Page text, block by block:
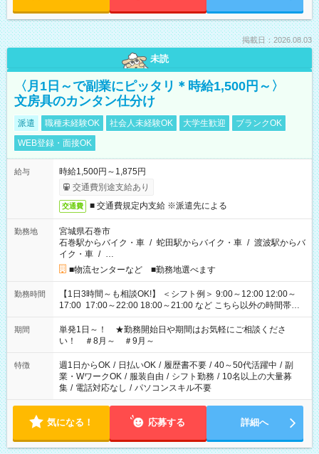
掲載日：2026.08.03
未読
〈月1日～で副業にピッタリ＊時給1,500円～〉
文房具のカンタン仕分け
派遣 職種未経験OK 社会人未経験OK 大学生歓迎
ブランクOK
WEB登録・面接OK
給与
時給1,500円～1,875円
交通費別途支給あり
交通費 ■ 交通費規定内支給 ※派遣先による
勤務地
宮城県石巻市
石巻駅からバイク・車 / 蛇田駅からバイク・車 / 渡波駅からバ
イク・車 / …
■物流センターなど ■勤務地選べます
勤務時間
【1日3時間～も相談OK!】 ＜シフト例＞ 9:00～12:00 12:00～
17:00 17:00～22:00 18:00～21:00 など こちら以外の時間帯も
お気軽にご相談ください！
期間
単発1日～！ ★勤務開始日や期間はお気軽にご相談くださ
い！ ＃8月～ ＃9月～
特徴 週1日からOK / 日払いOK / 履歴書不要 / 40～50代活躍中 / 副
業・WワークOK / 服装自由 / シフト勤務 / 10名以上の大量募
集 / 電話対応なし / パソコンスキル不要
気になる！ 応募する 詳細へ